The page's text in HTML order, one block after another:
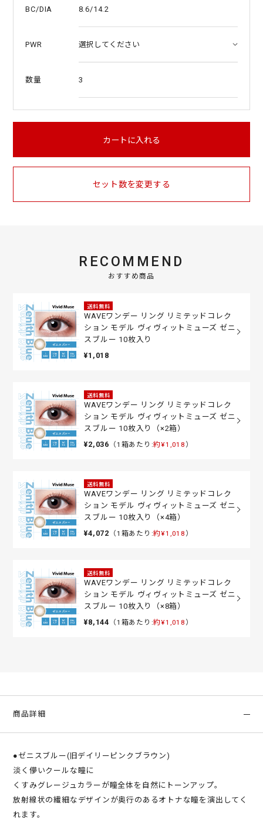
BC/DIA 8.6/14.2
PWR
数量 3
カートに入れる
セット数を変更する
RECOMMEND
おすすめ商品
送料無料
WAVEワンデー リング リミテッドコレク
ション モデル ヴィヴィットミューズ ゼニ
スブルー 10枚入り
¥1,018
送料無料
WAVEワンデー リング リミテッドコレク
ション モデル ヴィヴィットミューズ ゼニ
スブルー 10枚入り（×2箱）
¥2,036 （1箱あたり:約¥1,018 ）
送料無料
WAVEワンデー リング リミテッドコレク
ション モデル ヴィヴィットミューズ ゼニ
スブルー 10枚入り（×4箱）
¥4,072 （1箱あたり:約¥1,018 ）
送料無料
WAVEワンデー リング リミテッドコレク
ション モデル ヴィヴィットミューズ ゼニ
スブルー 10枚入り（×8箱）
¥8,144 （1箱あたり:約¥1,018 ）
商品詳細
●ゼニスブルー(旧デイリーピンクブラウン)
淡く儚いクールな瞳に
くすみグレージュカラーが瞳全体を自然にトーンアップ。
放射線状の繊細なデザインが奥行のあるオトナな瞳を演出してく
れます。